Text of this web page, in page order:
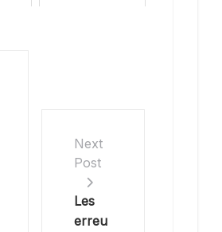
Next
Post
Les
erreu